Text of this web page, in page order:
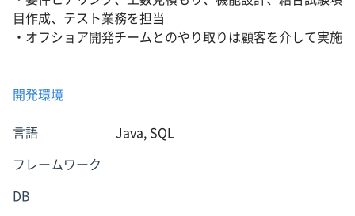
目作成、テスト業務を担当
・オフショア開発チームとのやり取りは顧客を介して実施
開発環境
言語 Java, SQL
フレームワーク
DB